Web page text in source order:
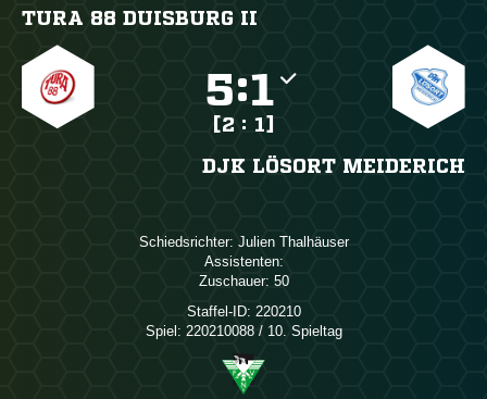
TURA 88 DUISBURG II
:
[2 : 1]
DJK LÖSORT MEIDERICH
Schiedsrichter:  
Assistenten:
Zuschauer: 50
Staffel-ID: 220210
Spiel: 220210088 / 10. Spieltag